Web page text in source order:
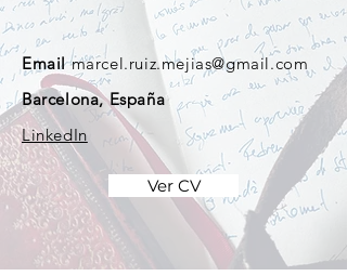
Email marcel.ruiz.mejias@gmail.com
Barcelona, España
LinkedIn
Ver CV